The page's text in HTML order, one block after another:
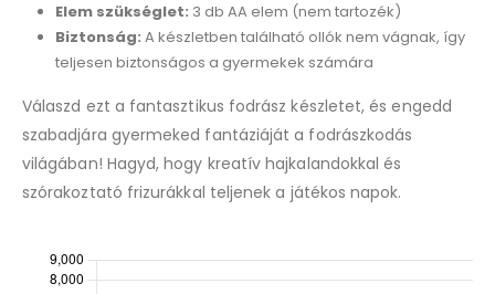
Elem szükséglet: 3 db AA elem (nem tartozék)
Biztonság: A készletben található ollók nem vágnak, így
teljesen biztonságos a gyermekek számára
Válaszd ezt a fantasztikus fodrász készletet, és engedd
szabadjára gyermeked fantáziáját a fodrászkodás
világában! Hagyd, hogy kreatív hajkalandokkal és
szórakoztató frizurákkal teljenek a játékos napok.